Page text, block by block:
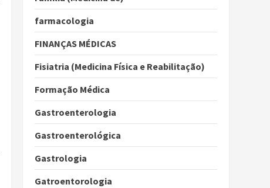
farmacologia
FINANÇAS MÉDICAS
Fisiatria (Medicina Física e Reabilitação)
Formação Médica
Gastroenterologia
Gastroenterológica
Gastrologia
Gatroentorologia